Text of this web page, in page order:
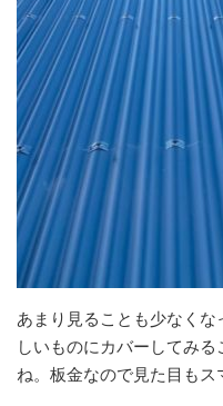
あまり見ることも少なく
しいものにカバーしてみ
ね。板金なので見た目もス